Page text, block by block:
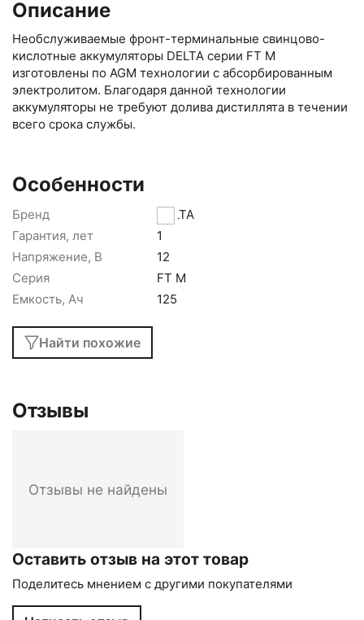
Описание
Необслуживаемые фронт-терминальные свинцово-
кислотные аккумуляторы DELTA серии FT M
изготовлены по AGM технологии с абсорбированным
электролитом. Благодаря данной технологии
аккумуляторы не требуют долива дистиллята в течении
всего срока службы.
Особенности
Бренд
DELTA
Гарантия, лет
1
Напряжение, В
12
Серия
FT M
Емкость, Ач
125
Найти похожие
Отзывы
Отзывы не найдены
Оставить отзыв на этот товар
Поделитесь мнением с другими покупателями